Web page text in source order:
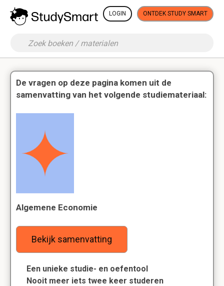
LOGIN ONTDEK STUDY SMART
De vragen op deze pagina komen uit de
samenvatting van het volgende studiemateriaal:
Algemene Economie
Bekijk samenvatting
Een unieke studie- en oefentool
Nooit meer iets twee keer studeren